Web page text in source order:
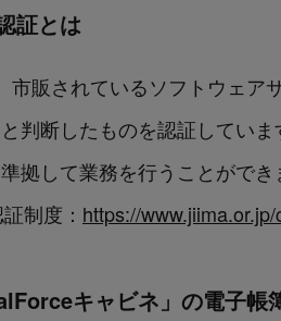
証とは
市販されているソフトウェア
判断したものを認証してい
拠して業務を行うことができ
制度： https://
キャビネ」の電子帳